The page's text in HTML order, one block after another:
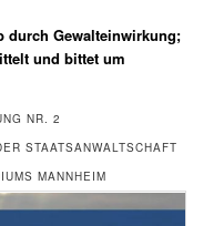
durch Gewalteinwirkung;
und bittet um
NR. 2
STAATSANWALTSCHAFT
MANNHEIM